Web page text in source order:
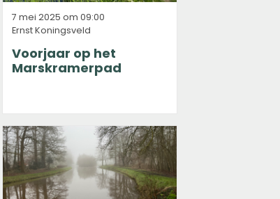
7 mei 2025 om 09:00
Ernst Koningsveld
Voorjaar op het
Marskramerpad